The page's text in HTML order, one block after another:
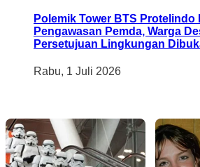
Polemik Tower BTS Protelindo
Pengawasan Pemda, Warga
Persetujuan Lingkungan
Rabu, 1 Juli 2026